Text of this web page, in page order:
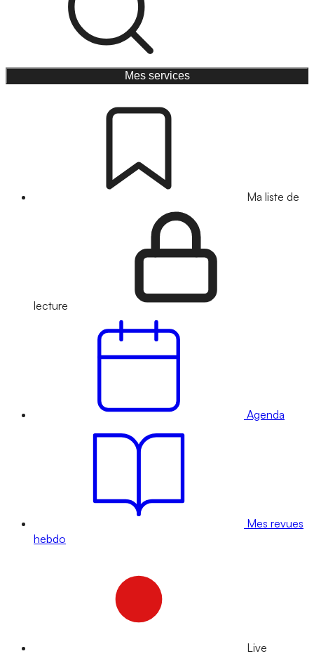
Mes services
Ma liste de
lecture
Agenda
Mes revues
hebdo
Live